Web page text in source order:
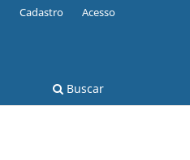
Buscar
Cadastro Acesso